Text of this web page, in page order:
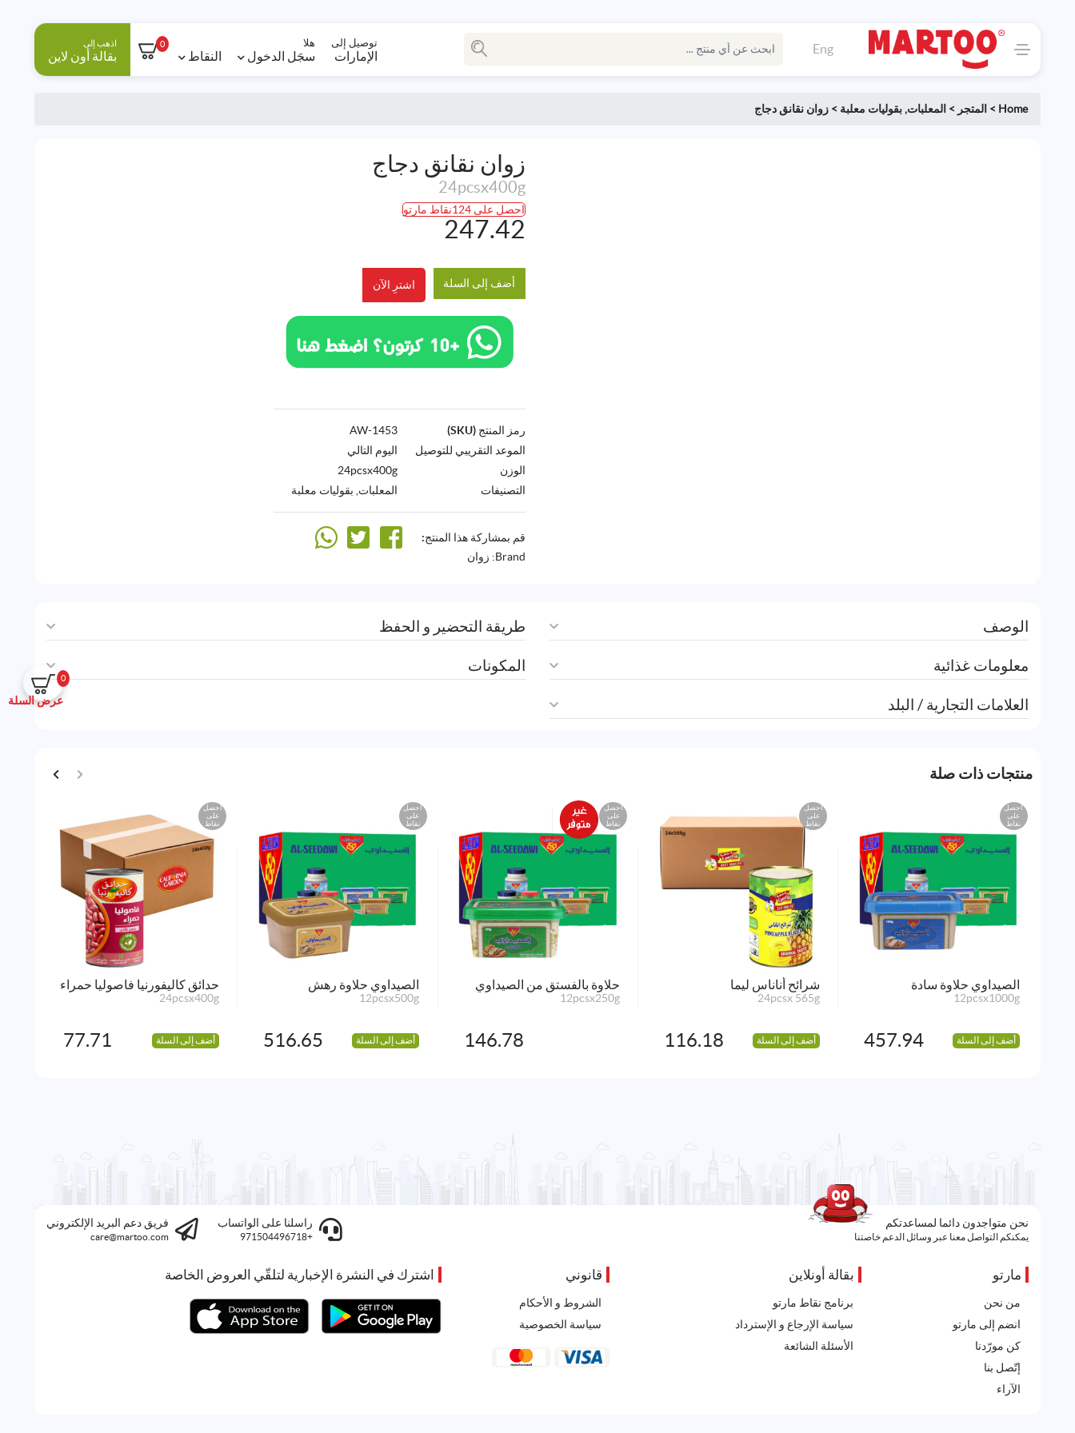
Eng توصيل إلى
الإمارات
هلا
سجَل الدخول النقاط
0 اذهب إلى
بقالة أون لاين
0
عرض السلة
Home
> المتجر > المعلبات,بقوليات معلبة >زوان نقانق دجاج
زوان نقانق دجاج
24pcsx400g
احصل على 124نقاط مارتو
247.42
أضف إلى السلة اشترِ الآن
رمز المنتج (SKU)
1453-AW
الموعد التقريبي للتوصيل
اليوم التالي
الوزن
24pcsx400g
التصنيفات
المعلبات, بقوليات معلبة
قم بمشاركة هذا المنتج:
Brand: زوان
الوصف
معلومات غذائية
العلامات التجارية / البلد
طريقة التحضير و الحفظ
المكونات
منتجات ذات صلة
احصل
على
نقاط
الصيداوي حلاوة سادة
12pcsx1000g
أضف إلى السلة 457.94
احصل
على
نقاط
شرائح أناناس ليما
24pcsx 565g
أضف إلى السلة 116.18
احصل
على
نقاط
حلاوة بالفستق من الصيداوي
12pcsx250g
146.78
احصل
على
نقاط
الصيداوي حلاوة رهش
12pcsx500g
أضف إلى السلة 516.65
احصل
على
نقاط
حدائق كاليفورنيا فاصوليا حمراء
24pcsx400g
أضف إلى السلة 77.71
نحن متواجدون دائما لمساعدتكم
يمكنكم التواصل معنا عبر وسائل الدعم خاصتنا
راسلنا على الواتساب
+971504496718
فريق دعم البريد الإلكتروني
care@martoo.com
مارتو
من نحن
انضم إلى مارتو
كن مورّدنا
إتّصل بنا
الآراء
بقالة أونلاين
برنامج نقاط مارتو
سياسة الإرجاع و الإسترداد
الأسئلة الشائعة
قانوني
الشروط و الأحكام
سياسة الخصوصية
اشترك في النشرة الإخبارية لتلقّي العروض الخاصة